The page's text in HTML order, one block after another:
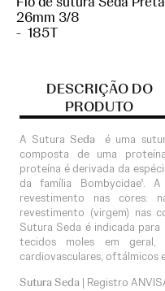
26mm 3/8
- 185T
DESCRIÇÃO DO
PRODUTO
A Sutura Seda é uma
composta de uma
proteína é derivada da
da família Bombycidae¹.
revestimento nas cores:
revestimento (virgem) nas
Sutura Seda é indicada
tecidos moles em geral,
cardiovasculares, oftálmicos
Sutura Seda | Registro